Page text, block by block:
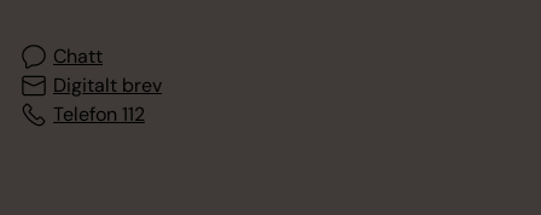
Chatt
Digitalt brev
Telefon 112